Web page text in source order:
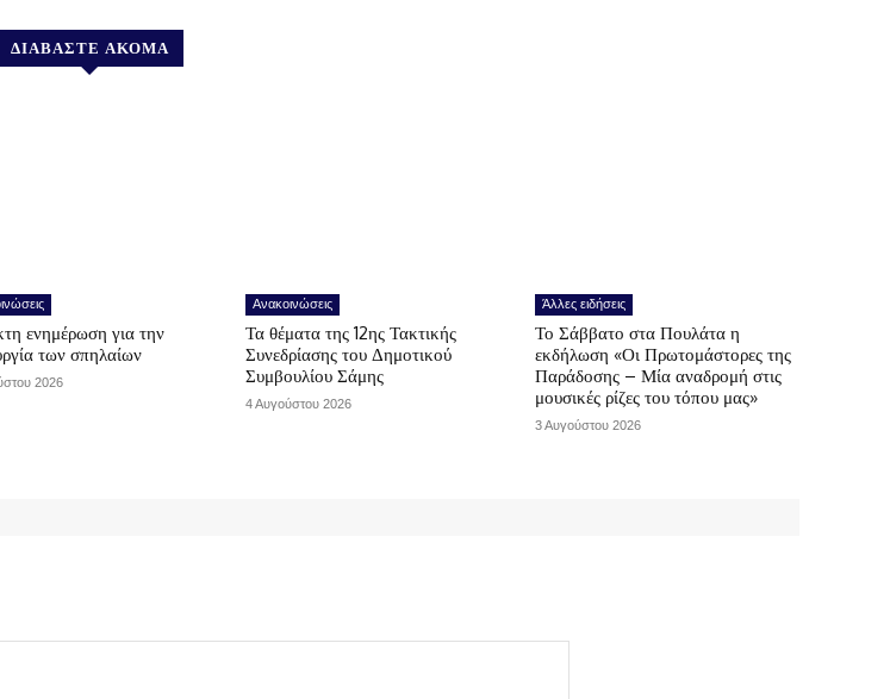
ΔΙΑΒΑΣΤΕ ΑΚΟΜΑ
ενημέρωση για την
των σπηλαίων
2026
Ανακοινώσεις
Τα θέματα της 12ης Τακτικής
Συνεδρίασης του Δημοτικού
Συμβουλίου Σάμης
4 Αυγούστου 2026
Άλλες ειδήσεις
Το Σάββατο στα Πουλάτα η
εκδήλωση «Οι Πρωτομάστορες της
Παράδοσης – Μία αναδρομή στις
μουσικές ρίζες του τόπου μας»
3 Αυγούστου 2026